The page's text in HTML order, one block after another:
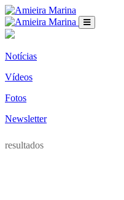
Notícias
Vídeos
Fotos
Newsletter
resultados